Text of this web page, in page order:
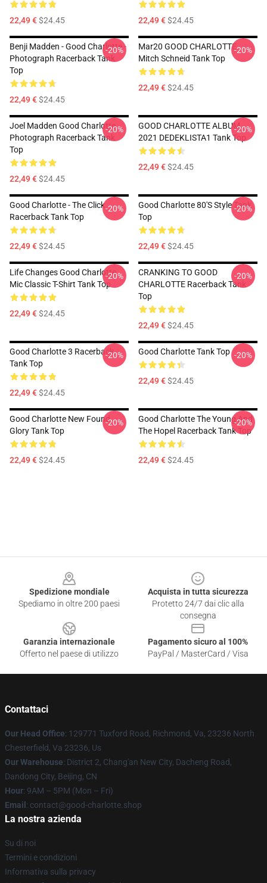
22,49 €$24.45 22,49 €$24.45
Benji Madden - Good Charlotte -
Photograph Racerback Tank
Top
22,49 €$24.45
-20%
Mar20 GOOD CHARLOTTE
Mitch Schneid Tank Top
22,49 €$24.45
-20%
Joel Madden Good Charlotte
Photograph Racerback Tank
Top
22,49 €$24.45
-20%
GOOD CHARLOTTE ALBUM
2021 DEDEKLISTA1 Tank Top
22,49 €$24.45
-20%
Good Charlotte - The Click
Racerback Tank Top
22,49 €$24.45
-20%
Good Charlotte 80's Style Tank
Top
22,49 €$24.45
-20%
Life Changes Good Charlotte
Mic Classic T-Shirt Tank Top
22,49 €$24.45
-20%
CRANKING TO GOOD
CHARLOTTE Racerback Tank
Top
22,49 €$24.45
-20%
Good Charlotte 3 Racerback
Tank Top
22,49 €$24.45
-20% Good Charlotte Tank Top
22,49 €$24.45
-20%
Good Charlotte New Found
Glory Tank Top
22,49 €$24.45
-20%
Good Charlotte The Young And
The Hopel Racerback Tank Top
22,49 €$24.45
-20%
Spedizione mondiale
Spediamo in oltre 200 paesi
Acquista in tutta sicurezza
Protetto 24/7 dai clic alla
consegna
Garanzia internazionale
Offerto nel paese di utilizzo
Pagamento sicuro al 100%
PayPal / MasterCard / Visa
Contattaci
Our Head Office: 129771 Tuxford Road, Richmond, Va, 23236 North
Chesterfield, Va 23236, Us
Our Warehouse: District 2, Chang'an New City, Dacheng Road,
Dandong City, Beijing, CN
Hour: 9AM – 5PM (Mon – Fri)
Email : contact@good-charlotte.shop
La nostra azienda
Su di noi
Termini e condizioni
Informativa sulla privacy